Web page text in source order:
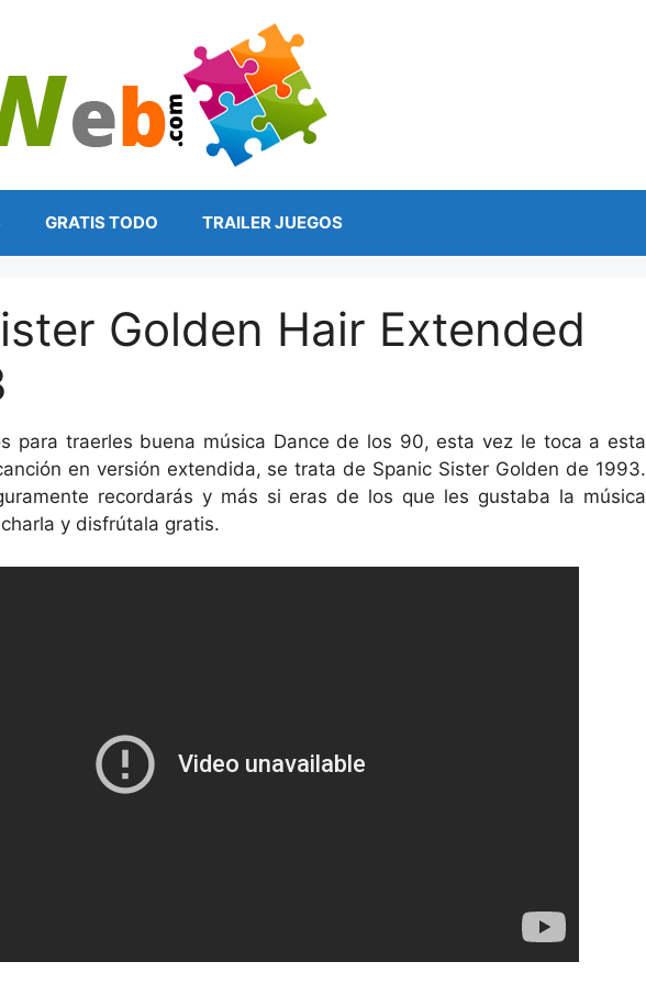
GRATIS TODO TRAILER JUEGOS
Golden Hair Extended
para traerles buena música Dance de los 90, esta vez le toca a esta
en versión extendida, se trata de Spanic Sister Golden de 1993.
recordarás y más si eras de los que les gustaba la música
y disfrútala gratis.